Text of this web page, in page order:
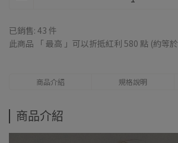
已銷售: 43 件
此商品 「 最高 」可以折抵紅利 580 點 (約等於
商品介紹 規格說明
商品介紹